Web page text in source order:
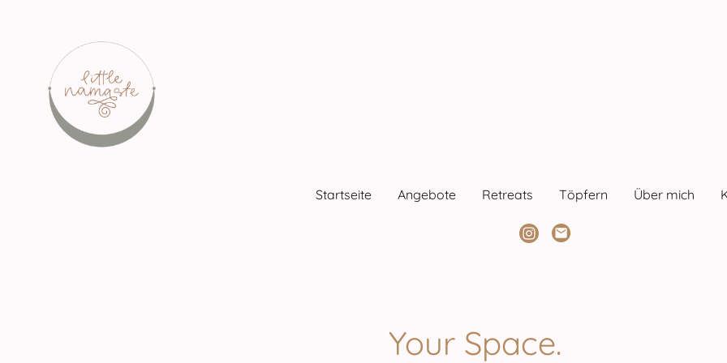
Startseite Angebote Retreats Töpfern Über mich
Your Space.